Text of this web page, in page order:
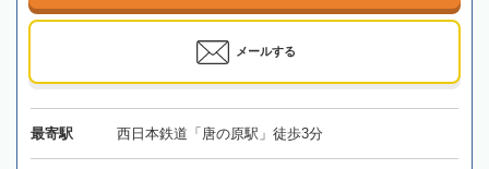
メールする
最寄駅 西日本鉄道「唐の原駅」徒歩3分